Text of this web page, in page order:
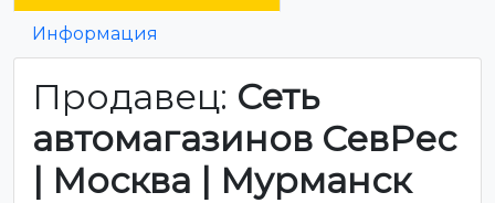
Информация
Продавец: Сеть
автомагазинов СевРес
| Москва | Мурманск